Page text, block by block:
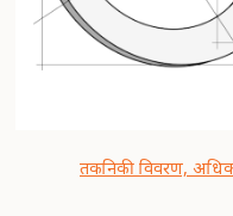
तकनिकी विवरण,